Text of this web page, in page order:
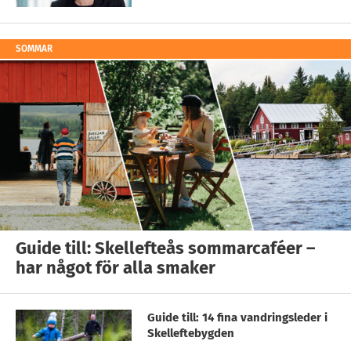
SOMMAR
Guide till: Skellefteås sommarcaféer –
har något för alla smaker
Guide till: 14 fina vandringsleder i
Skelleftebygden